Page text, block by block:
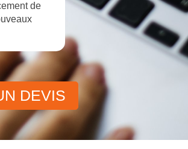
de
DEVIS